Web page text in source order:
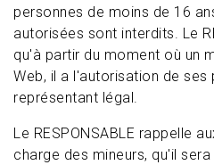
personnes de moins de 16
autorisées sont interdits. Le
qu'à partir du moment où un
Web, il a l'autorisation de ses
représentant légal.
Le RESPONSABLE rappelle
charge des mineurs, qu'il